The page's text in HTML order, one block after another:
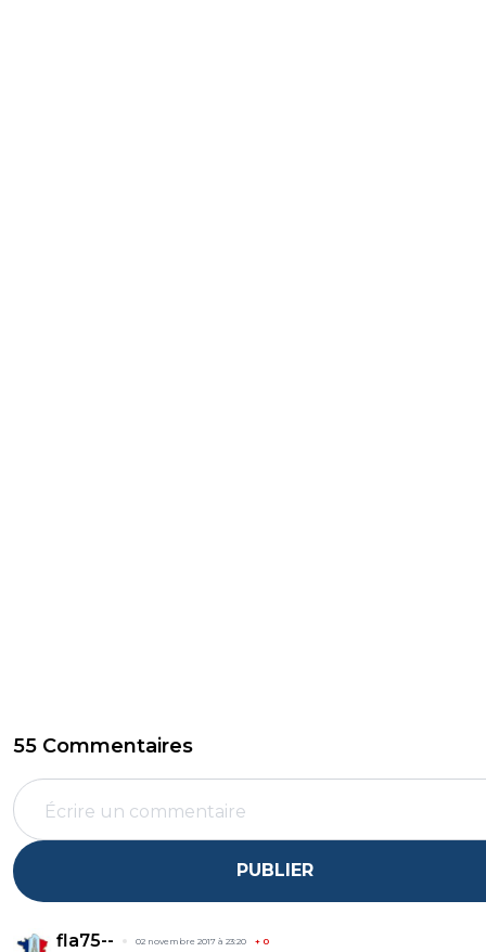
55 Commentaires
PUBLIER
fla75-- 02 novembre 2017 à 23:20 + 0